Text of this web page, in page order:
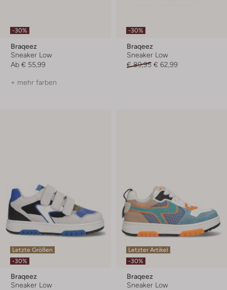
-30%
Braqeez
Sneaker Low
Ab € 55,99
+ mehr farben
-30%
Braqeez
Sneaker Low
€ 89,95 € 62,99
Letzte Größen
-30%
Braqeez
Sneaker Low
Letzter Artikel
-30%
Braqeez
Sneaker Low